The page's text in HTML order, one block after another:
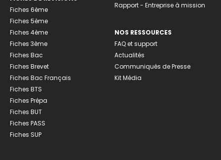
Fiches 6ème
Fiches 5ème
Fiches 4ème
Fiches 3ème
Fiches Bac
Fiches Brevet
Fiches Bac Français
Fiches BTS
Fiches Prépa
Fiches BUT
Fiches PASS
Fiches SUP
Rapport - Entreprise à mission
NOS RESSOURCES
FAQ et support
Actualités
Communiqués de Presse
Kit Média